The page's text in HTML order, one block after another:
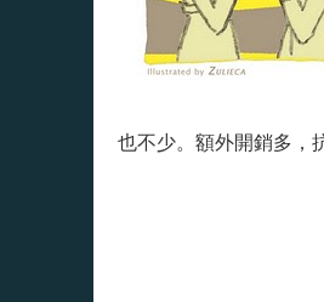
也不少。額外開銷多，